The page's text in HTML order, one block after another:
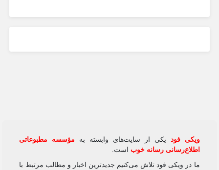
ویکی‌ فودیکی از سایت‌های وابسته به
مؤسسه مطبوعاتی
اطلاع‌رسانی رسانه خوباست.
ما در ویکی‌ فود تلاش می‌کنیم جدیدترین اخبار و مطالب مرتبط با